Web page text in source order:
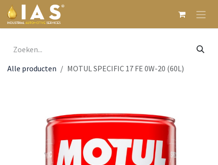
Overslaan naar inhoud
Alle producten MOTUL SPECIFIC 17 FE 0W-20 (60L)